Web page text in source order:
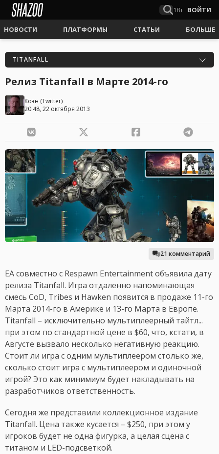
18+ ВОЙТИ
НОВОСТИ ПЛАТФОРМЫ СТАТЬИ БОЛЬШЕ
TITANFALL
Релиз Titanfall в Марте 2014-го
Коэн (Twitter)
20:48, 22 октября 2013
21 комментарий
EA совместно с Respawn Entertainment объявила дату
релиза Titanfall. Игра отдаленно напоминающая
смесь CoD, Tribes и Hawken появится в продаже 11-го
Марта 2014-го в Америке и 13-го Марта в Европе.
Titanfall – исключительно мультиплеерный тайтл...
при этом по стандартной цене в $60, что, кстати, в
Августе вызвало несколько негативную реакцию.
Стоит ли игра с одним мультиплеером столько же,
сколько стоит игра с мультиплеером и одиночной
игрой? Это как минимиум будет накладывать на
разработчиков ответственность.
Сегодня же представили коллекционное издание
Titanfall. Цена также кусается – $250, при этом у
игроков будет не одна фигурка, а целая сцена с
титаном и LED-подсветкой.